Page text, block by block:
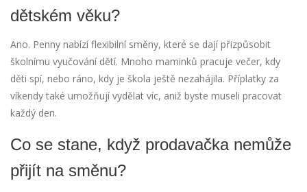
dětském věku?
Ano. Penny nabízí flexibilní směny, které se dají přizpůsobit
školnímu vyučování dětí. Mnoho maminků pracuje večer, kdy
děti spí, nebo ráno, kdy je škola ještě nezahájila. Příplatky za
víkendy také umožňují vydělat víc, aniž byste museli pracovat
každý den.
Co se stane, když prodavačka nemůže
přijít na směnu?